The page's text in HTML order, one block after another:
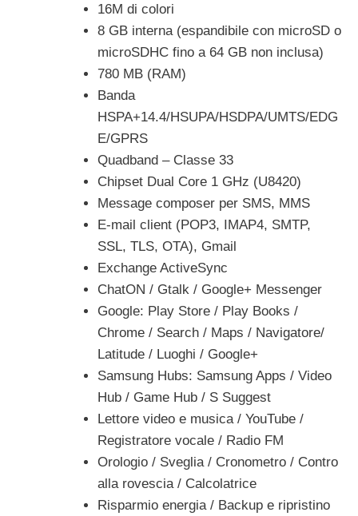
16M di colori
8 GB interna (espandibile con microSD o
microSDHC fino a 64 GB non inclusa)
780 MB (RAM)
Banda
HSPA+14.4/HSUPA/HSDPA/UMTS/EDG
E/GPRS
Quadband – Classe 33
Chipset Dual Core 1 GHz (U8420)
Message composer per SMS, MMS
E-mail client (POP3, IMAP4, SMTP,
SSL, TLS, OTA), Gmail
Exchange ActiveSync
ChatON / Gtalk / Google+ Messenger
Google: Play Store / Play Books /
Chrome / Search / Maps / Navigatore/
Latitude / Luoghi / Google+
Samsung Hubs: Samsung Apps / Video
Hub / Game Hub / S Suggest
Lettore video e musica / YouTube /
Registratore vocale / Radio FM
Orologio / Sveglia / Cronometro / Contro
alla rovescia / Calcolatrice
Risparmio energia / Backup e ripristino